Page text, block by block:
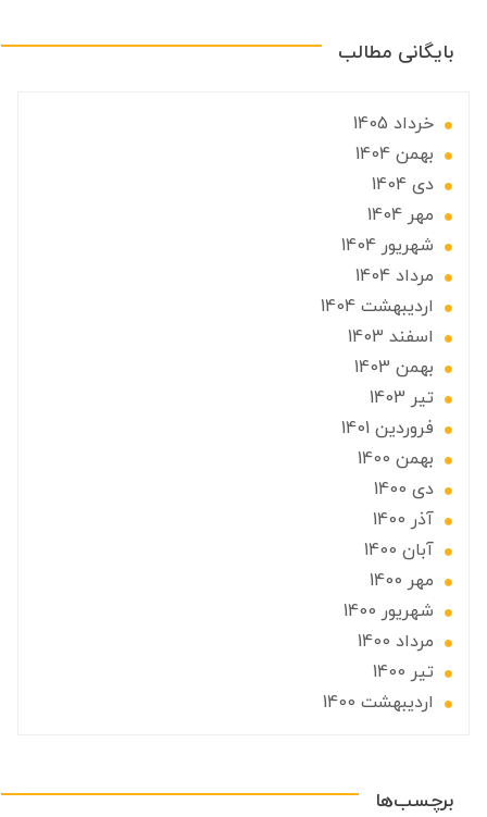
بایگانی مطالب
خرداد 1405
بهمن 1404
دی 1404
مهر 1404
شهریور 1404
مرداد 1404
ارديبهشت 1404
اسفند 1403
بهمن 1403
تير 1403
فروردین 1401
بهمن 1400
دی 1400
آذر 1400
آبان 1400
مهر 1400
شهریور 1400
مرداد 1400
تير 1400
ارديبهشت 1400
برچسب‌ها